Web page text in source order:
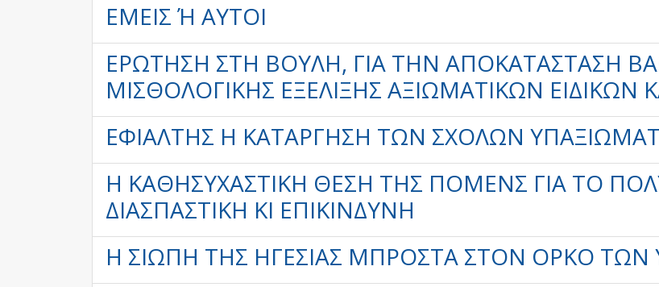
ΕΜΕΊΣ Ή ΑΥΤΟΊ
ΕΡΏΤΗΣΗ ΣΤΗ ΒΟΥΛΉ, ΓΙΑ ΤΗΝ ΑΠΟΚΑΤΆΣΤΑΣΗ
ΜΙΣΘΟΛΟΓΙΚΉΣ ΕΞΈΛΙΞΗΣ ΑΞΙΩΜΑΤΙΚΏΝ ΕΙΔΙΚΏΝ
ΕΦΙΆΛΤΗΣ Η ΚΑΤΆΡΓΗΣΗ ΤΩΝ ΣΧΟΛΏΝ
Η ΚΑΘΗΣΥΧΑΣΤΙΚΉ ΘΈΣΗ ΤΗΣ ΠΟΜΕΝΣ ΓΙΑ ΤΟ
ΔΙΑΣΠΑΣΤΙΚΉ ΚΙ ΕΠΙΚΊΝΔΥΝΗ
Η ΣΙΩΠΉ ΤΗΣ ΗΓΕΣΊΑΣ ΜΠΡΟΣΤΆ ΣΤΟΝ ΌΡΚΟ ΤΩΝ